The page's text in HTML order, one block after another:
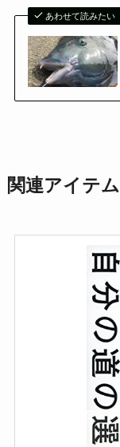
あわせて読みたい
関連アイテム